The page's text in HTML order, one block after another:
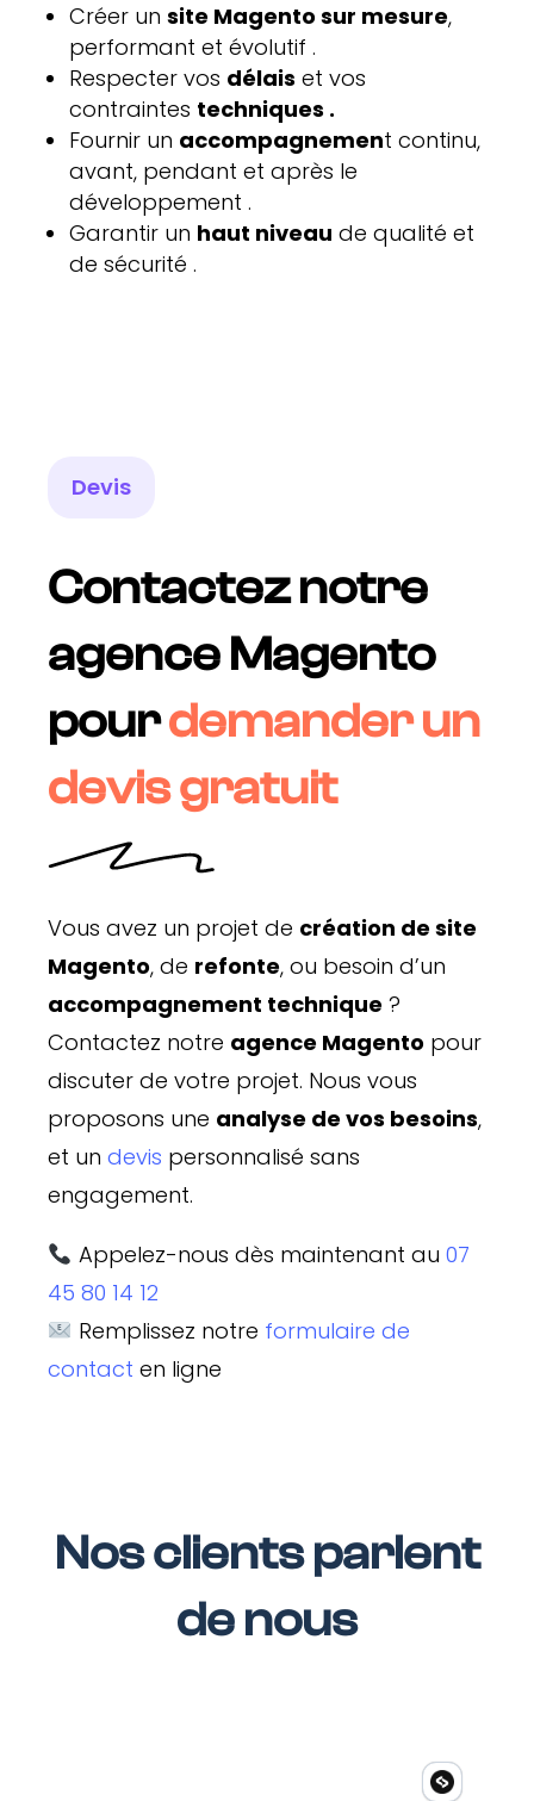
Créer un site Magento sur mesure,
performant et évolutif .
Respecter vos délais et vos
contraintes techniques .
Fournir un accompagnement continu,
avant, pendant et après le
développement .
Garantir un haut niveau de qualité et
de sécurité .
Devis
Contactez notre
agence Magento
pourdemander un
devis gratuit
Vous avez un projet de création de site
Magento, de refonte, ou besoin d’un
accompagnement technique ?
Contactez notre agence Magento pour
discuter de votre projet. Nous vous
proposons une analyse de vos besoins,
et un devis personnalisé sans
engagement.
Appelez-nous dès maintenant au 07
45 80 14 12
Remplissez notre formulaire de
contact en ligne
Nos clients parlent
de nous